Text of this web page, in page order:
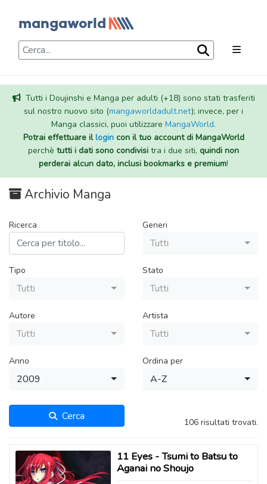
Tutti i Doujinshi e Manga per adulti (+18) sono stati trasferiti
sul nostro nuovo sito (mangaworldadult.net); invece, per i
Manga classici, puoi utilizzare MangaWorld.
Potrai effettuare illogincon il tuo account di MangaWorld
perchè tutti i dati sono condivisi tra i due siti, quindi non
perderai alcun dato, inclusi bookmarks e premium!
Archivio Manga
Ricerca Generi
Tutti
Tipo
Tutti
Stato
Tutti
Autore
Tutti
Artista
Tutti
Anno
2009
Ordina per
A-Z
Cerca 106 risultati trovati.
11 Eyes - Tsumi to Batsu to
Aganai no Shoujo